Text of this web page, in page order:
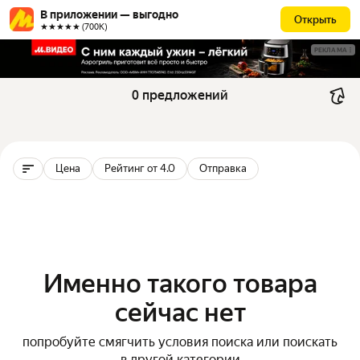
В приложении — выгодно
★★★★★ (700К)
Открыть
РЕКЛАМА
0 предложений
Цена Рейтинг от 4.0 Отправка
Именно такого товара
сейчас нет
попробуйте смягчить условия поиска или поискать